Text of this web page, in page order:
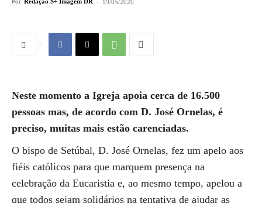
19/05/2020
Neste momento a Igreja apoia cerca de 16.500
pessoas mas, de acordo com D. José Ornelas, é
preciso, muitas mais estão carenciadas.
O bispo de Setúbal, D. José Ornelas, fez um apelo aos
fiéis católicos para que marquem presença na
celebração da Eucaristia e, ao mesmo tempo, apelou a
que todos sejam solidários na tentativa de ajudar as